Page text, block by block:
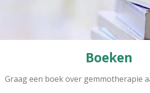
Boeken
Graag een boek over gemmotherapie